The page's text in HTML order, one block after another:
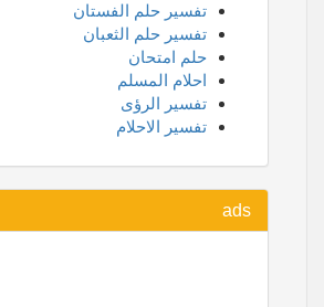
تفسير حلم الفستان
تفسير حلم الثعبان
حلم امتحان
احلام المسلم
تفسير الرؤى
تفسير الاحلام
ads